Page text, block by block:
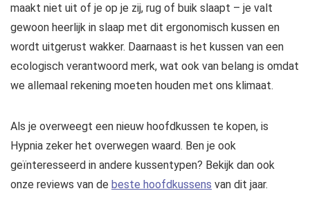
maakt niet uit of je op je zij, rug of buik slaapt – je valt
gewoon heerlijk in slaap met dit ergonomisch kussen en
wordt uitgerust wakker. Daarnaast is het kussen van een
ecologisch verantwoord merk, wat ook van belang is omdat
we allemaal rekening moeten houden met ons klimaat.
Als je overweegt een nieuw hoofdkussen te kopen, is
Hypnia zeker het overwegen waard. Ben je ook
geïnteresseerd in andere kussentypen? Bekijk dan ook
onze reviews van de beste hoofdkussens van dit jaar.